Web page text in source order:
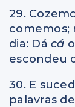
29.
comemos;
dia: Dá cá
escondeu
30. E
palavras